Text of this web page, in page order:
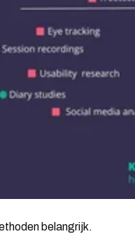
belangrijk.